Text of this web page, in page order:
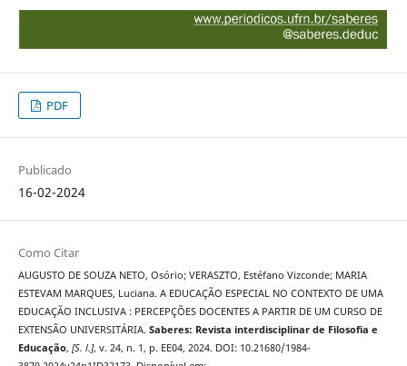
PDF
Publicado
16-02-2024
Como Citar
AUGUSTO DE SOUZA NETO, Osório; VERASZTO, Estéfano Vizconde; MARIA
ESTEVAM MARQUES, Luciana. A EDUCAÇÃO ESPECIAL NO CONTEXTO DE UMA
EDUCAÇÃO INCLUSIVA : PERCEPÇÕES DOCENTES A PARTIR DE UM CURSO DE
EXTENSÃO UNIVERSITÁRIA. Saberes: Revista interdisciplinar de Filosofia e
Educação, [S. l.], v. 24, n. 1, p. EE04, 2024. DOI: 10.21680/1984-